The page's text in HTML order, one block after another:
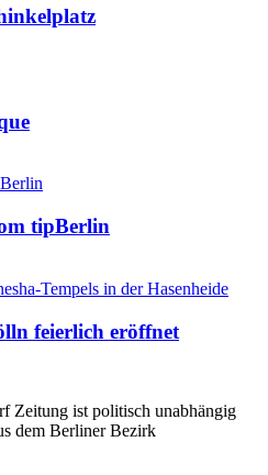
tipBerlin
feierlich eröffnet
Zeitung ist politisch unabhängig
dem Berliner Bezirk